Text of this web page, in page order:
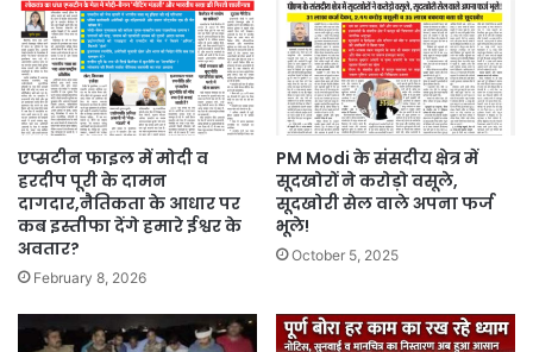
एप्सटीन फाइल में मोदी व
हरदीप पूरी के दामन
दागदार,नैतिकता के आधार पर
कब इस्तीफा देंगे हमारे ईश्वर के
अवतार?
February 8, 2026
PM Modi के संसदीय क्षेत्र में
सूदखोरों ने करोड़ो वसूले,
सूदखोरी सेल वाले अपना फर्ज
भूले!
October 5, 2025